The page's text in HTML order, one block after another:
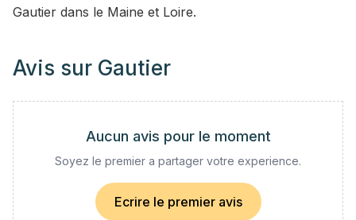
Gautier dans le Maine et Loire.
Avis sur Gautier
Aucun avis pour le moment
Soyez le premier a partager votre experience.
Ecrire le premier avis